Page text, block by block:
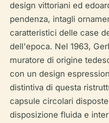
design vittoriani ed
pendenza, intagli
caratteristici delle case
dell'epoca. Nel 1963,
muratore di origine
con un design
distintiva di questa
capsule circolari
disposizione fluida e